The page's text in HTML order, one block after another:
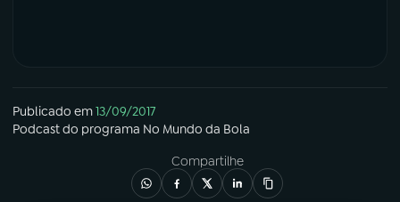
Publicado em13/09/2017
Podcastdo programa No Mundo da Bola
Compartilhe